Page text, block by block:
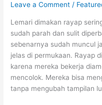
Leave a Comment /
Lemari dimakan rayap
sudah parah dan sulit
sebenarnya sudah muncul
jelas di permukaan. Rayap
karena mereka bekerja
mencolok. Mereka bisa
tanpa mengubah tampilan